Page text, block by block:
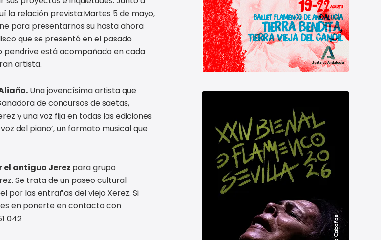
la relación prevista:Martes 5 de mayo,
para presentarnos su hasta ahora
que se presentó en el pasado
pendrive está acompañado en cada
artista.
Una jovencísima artista que
de concursos de saetas,
y una voz fija en todas las ediciones
del piano’, un formato musical que
el antiguo Jerez para grupo
Se trata de un paseo cultural
por las entrañas del viejo Xerez. Si
en ponerte en contacto con
042